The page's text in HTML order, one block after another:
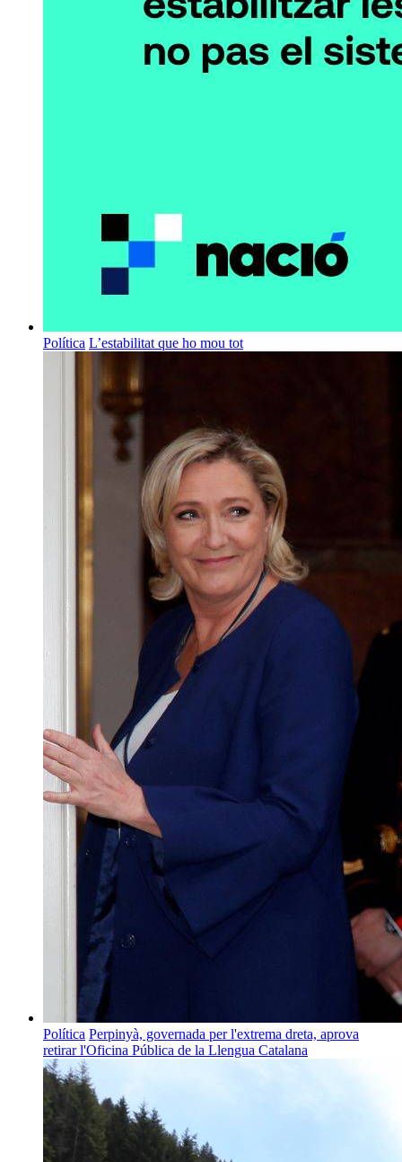
Política L’estabilitat que ho mou tot
Política Perpinyà, governada per l'extrema dreta, aprova
retirar l'Oficina Pública de la Llengua Catalana